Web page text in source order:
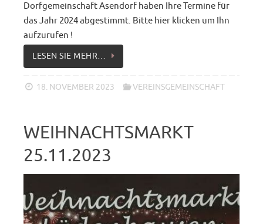
Dorfgemeinschaft Asendorf haben Ihre Termine für
das Jahr 2024 abgestimmt. Bitte hier klicken um Ihn
aufzurufen !
LESEN SIE MEHR…
18. NOVEMBER 2023 VEREINSGEMEINSCHAFT
WEIHNACHTSMARKT
25.11.2023